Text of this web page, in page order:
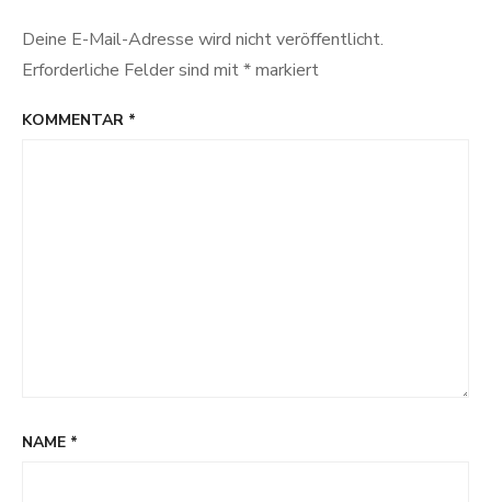
Deine E-Mail-Adresse wird nicht veröffentlicht.
Erforderliche Felder sind mit*markiert
KOMMENTAR *
NAME *